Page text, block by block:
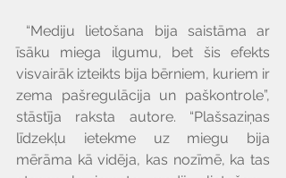
īsāku miega ilgumu, bet šis efekts
visvairāk izteikts bija bērniem, kuriem ir
zema pašregulācija un paškontrole”,
stāstīja raksta autore. “Plašsaziņas
līdzekļu ietekme uz miegu bija
mērāma kā vidēja, kas nozīmē, ka tas